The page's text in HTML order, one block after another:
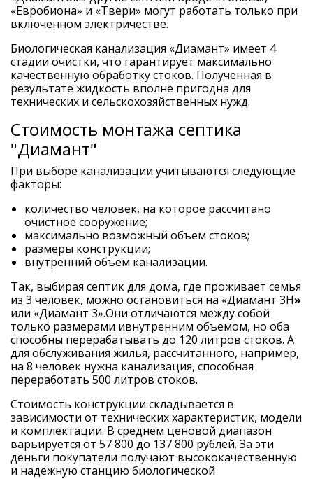
«Евробиона» и «Твери» могут работать только при
включенном электричестве.
Биологическая канализация «Диамант» имеет 4
стадии очистки, что гарантирует максимально
качественную обработку стоков. Полученная в
результате жидкость вполне пригодна для
технических и сельскохозяйственных нужд.
Стоимость монтажа септика
"Диамант"
При выборе канализации учитываются следующие
факторы:
количество человек, на которое рассчитано
очистное сооружение;
максимально возможный объем стоков;
размеры конструкции;
внутренний объем канализации.
Так, выбирая септикдля дома, где проживает семья
из 3 человек, можно остановиться на «Диамант 3Н»
или «Диамант 3».Они отличаются между собой
только размерами ивнутренним объемом, но оба
способны перерабатывать до 120 литров стоков. А
для обслуживания жилья, рассчитанного, например,
на 8 человек нужна канализация, способная
переработать 500 литров стоков.
Стоимость конструкции складывается в
зависимости от технических характеристик, модели
и комплектации. В среднем ценовой диапазон
варьируется от 57 800 до 137 800 рублей. За эти
деньги покупатели получают высококачественную
и надежную станцию биологической